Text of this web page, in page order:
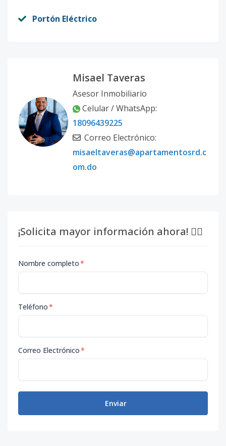
Portón Eléctrico
Misael Taveras
Asesor Inmobiliario
Celular / WhatsApp:
18096439225
Correo Electrónico:
misaeltaveras@apartamentosrd.c
om.do
¡Solicita mayor información ahora! 👇🏽
Nombre completo*
Teléfono*
Correo Electrónico*
Enviar